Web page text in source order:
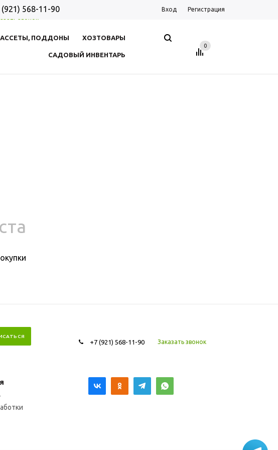
(921) 568-11-90
звонок
Вход Регистрация
ПОДДОНЫ ХОЗТОВАРЫ
САДОВЫЙ ИНВЕНТАРЬ
0
+7 (921) 568-11-90 Заказать звонок